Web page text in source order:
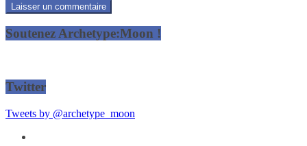
Soutenez Archetype:Moon !
Twitter
Tweets by @archetype_moon